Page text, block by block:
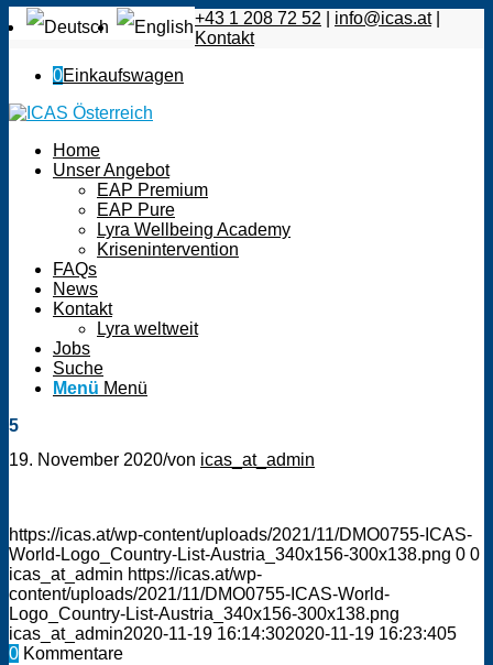
+43 1 208 72 52 info@icas.at|
Kontakt
0Einkaufswagen
Home
Unser Angebot
EAP Premium
EAP Pure
Lyra Wellbeing Academy
Krisenintervention
FAQs
News
Kontakt
Lyra weltweit
Jobs
Suche
Menü Menü
5
19. November 2020/von icas_at_admin
https://icas.at/wp-content/uploads/2021/11/DMO0755-ICAS-
World-Logo_Country-List-Austria_340x156-300x138.png 0 0
icas_at_admin https://icas.at/wp-
content/uploads/2021/11/DMO0755-ICAS-World-
Logo_Country-List-Austria_340x156-300x138.png
icas_at_admin2020-11-19 16:14:302020-11-19 16:23:405
0 Kommentare